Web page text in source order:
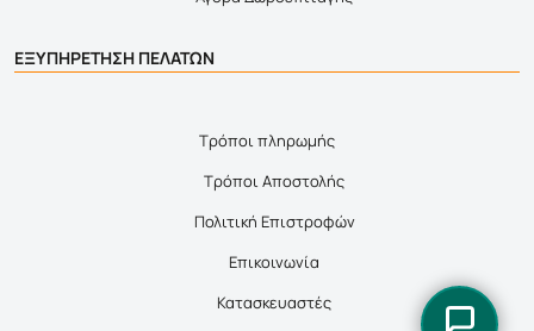
ΕΞΥΠΗΡΕΤΗΣΗ ΠΕΛΑΤΩΝ
Τρόποι πληρωμής
Τρόποι Αποστολής
Πολιτική Επιστροφών
Επικοινωνία
Κατασκευαστές